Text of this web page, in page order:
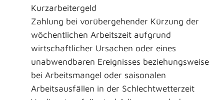
Kurzarbeitergeld
Zahlung bei vorübergehender Kürzung der
wöchentlichen Arbeitszeit aufgrund
wirtschaftlicher Ursachen oder eines
unabwendbaren Ereignisses beziehungsweise
bei Arbeitsmangel oder saisonalen
Arbeitsausfällen in der Schlechtwetterzeit